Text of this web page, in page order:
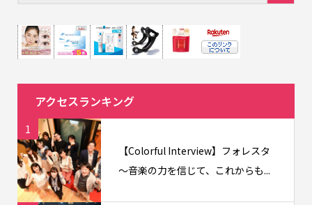
アクセスランキング
1
【Colorful Interview】フォレスタ
〜音楽の力を信じて、これからも...